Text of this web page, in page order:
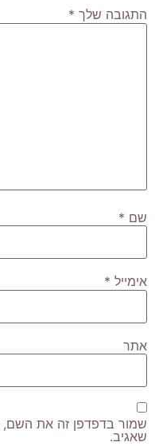
התגובה שלך *
שם *
אימייל *
אתר
שמור בדפדפן זה את השם,
שאגיב.